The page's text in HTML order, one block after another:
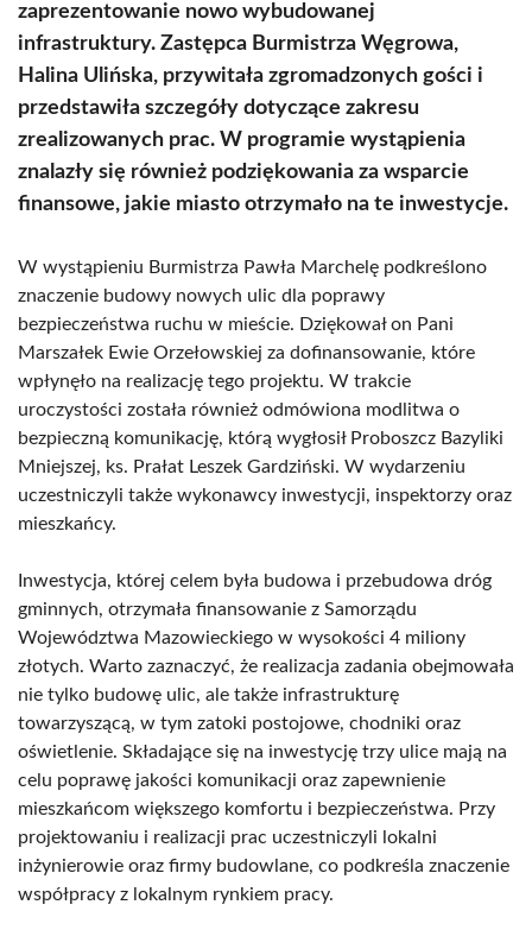
zaprezentowanie nowo wybudowanej
infrastruktury. Zastępca Burmistrza Węgrowa,
Halina Ulińska, przywitała zgromadzonych gości i
przedstawiła szczegóły dotyczące zakresu
zrealizowanych prac. W programie wystąpienia
znalazły się również podziękowania za wsparcie
finansowe, jakie miasto otrzymało na te inwestycje.
W wystąpieniu Burmistrza Pawła Marchelę podkreślono
znaczenie budowy nowych ulic dla poprawy
bezpieczeństwa ruchu w mieście. Dziękował on Pani
Marszałek Ewie Orzełowskiej za dofinansowanie, które
wpłynęło na realizację tego projektu. W trakcie
uroczystości została również odmówiona modlitwa o
bezpieczną komunikację, którą wygłosił Proboszcz Bazyliki
Mniejszej, ks. Prałat Leszek Gardziński. W wydarzeniu
uczestniczyli także wykonawcy inwestycji, inspektorzy oraz
mieszkańcy.
Inwestycja, której celem była budowa i przebudowa dróg
gminnych, otrzymała finansowanie z Samorządu
Województwa Mazowieckiego w wysokości 4 miliony
złotych. Warto zaznaczyć, że realizacja zadania obejmowała
nie tylko budowę ulic, ale także infrastrukturę
towarzyszącą, w tym zatoki postojowe, chodniki oraz
oświetlenie. Składające się na inwestycję trzy ulice mają na
celu poprawę jakości komunikacji oraz zapewnienie
mieszkańcom większego komfortu i bezpieczeństwa. Przy
projektowaniu i realizacji prac uczestniczyli lokalni
inżynierowie oraz firmy budowlane, co podkreśla znaczenie
współpracy z lokalnym rynkiem pracy.